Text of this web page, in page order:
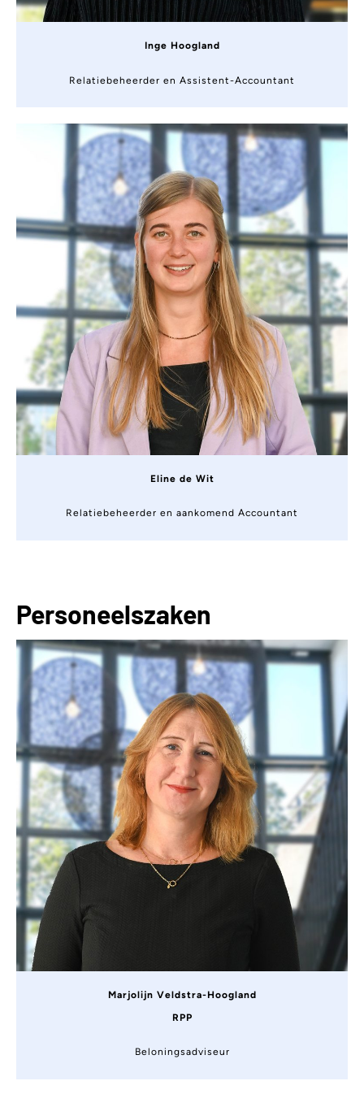
Inge Hoogland
Relatiebeheerder en Assistent-Accountant
Eline de Wit
Relatiebeheerder en aankomend Accountant
Personeelszaken
Marjolijn Veldstra-Hoogland
RPP
Beloningsadviseur